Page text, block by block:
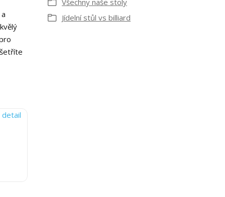
Všechny naše stoly
Jídelní stůl vs billiard